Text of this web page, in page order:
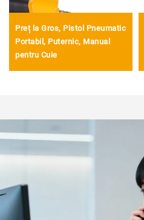
Preț la Gros, Pistol Pneumatic
Portabil, Puternic, Manual
pentru Cuie